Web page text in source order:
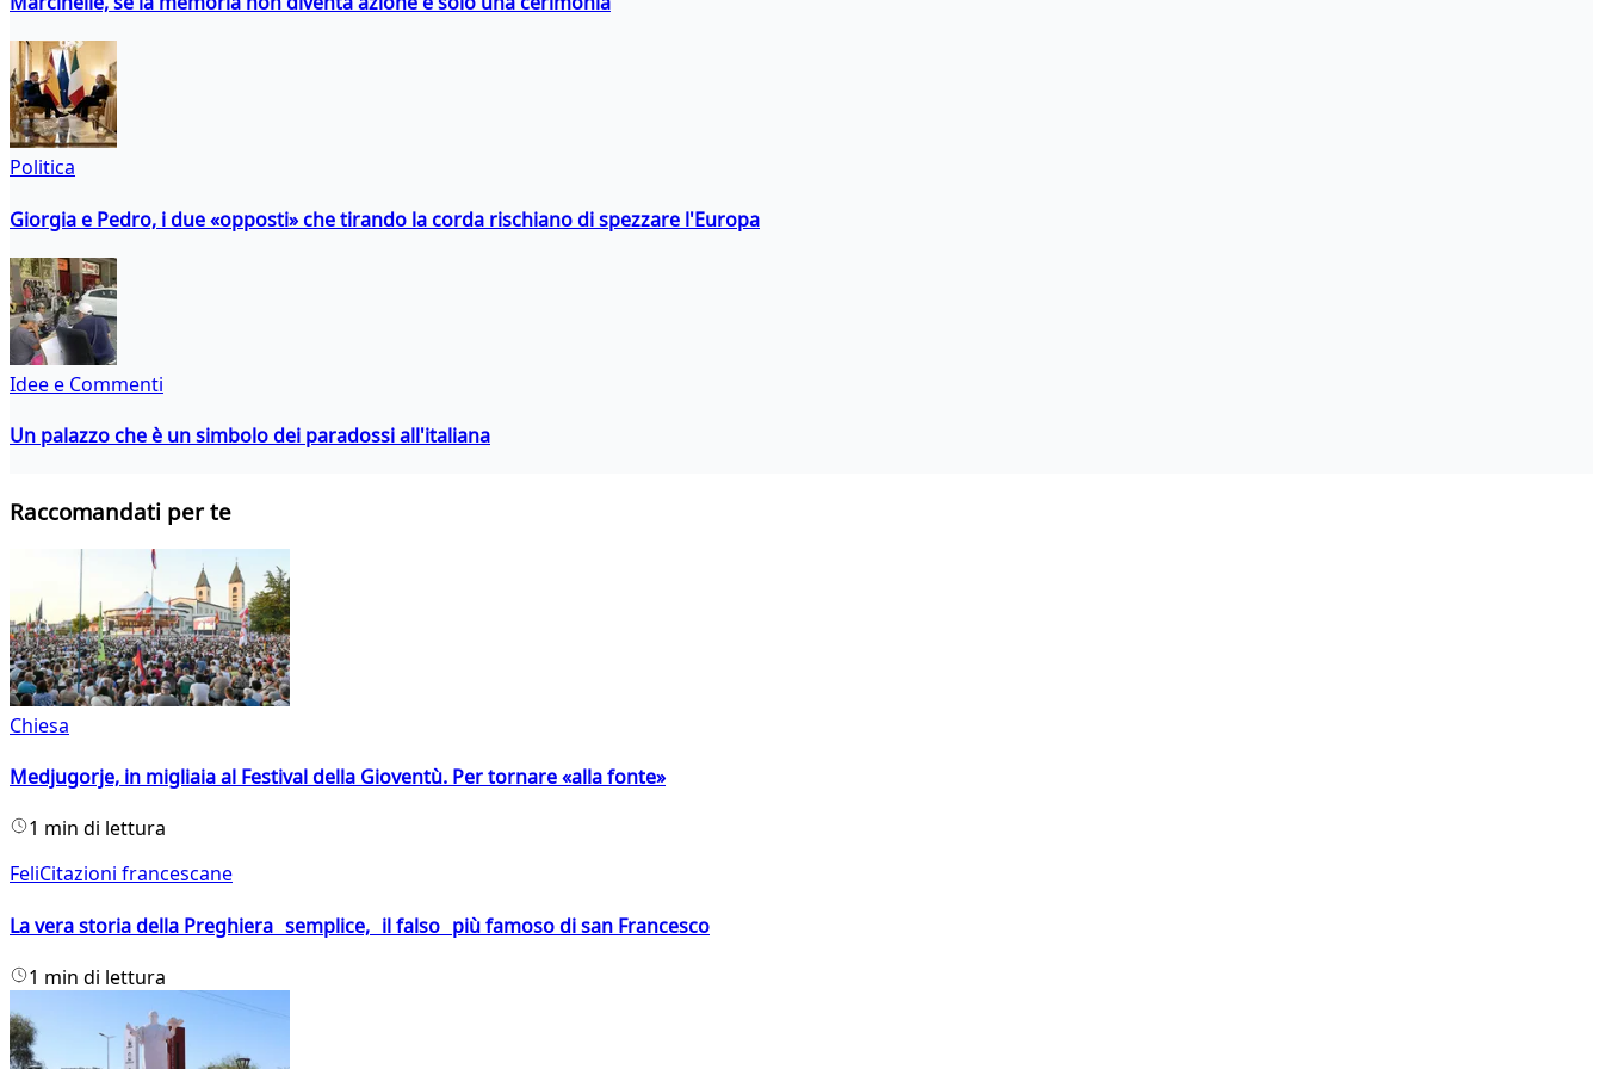
Politica
Giorgia e Pedro, i due «opposti» che tirando la corda rischiano di spezzare l'Europa
Idee e Commenti
Un palazzo che è un simbolo dei paradossi all'italiana
Raccomandati per te
Chiesa
Medjugorje, in migliaia al Festival della Gioventù. Per tornare «alla fonte»
1 min di lettura
FeliCitazioni francescane
La vera storia della Preghiera semplice, il falso più famoso di san Francesco
1 min di lettura